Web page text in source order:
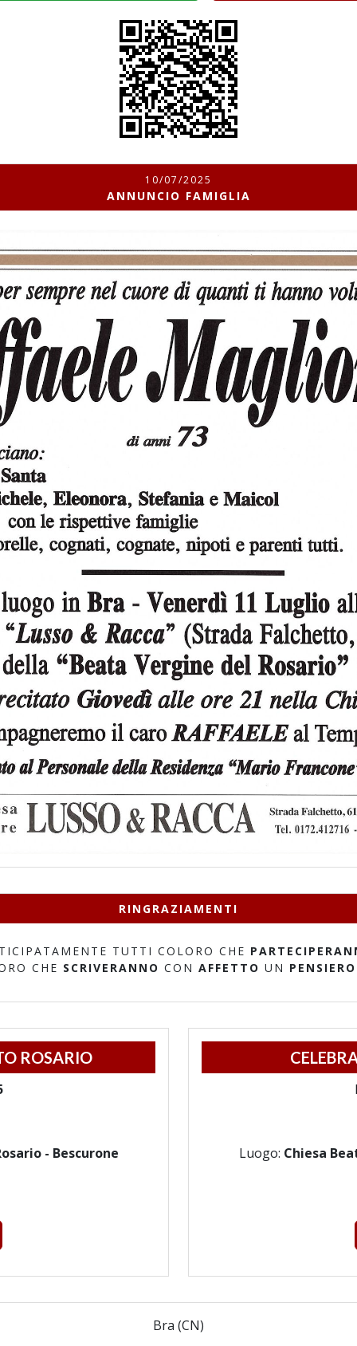
10/07/2025
ANNUNCIO FAMIGLIA
RINGRAZIAMENTI
TUTTI COLORO CHE
CHE SCRIVERANNO CON AFFETTO UN
ROSARIO
- Bescurone
Luogo: Chiesa
Bra (CN)